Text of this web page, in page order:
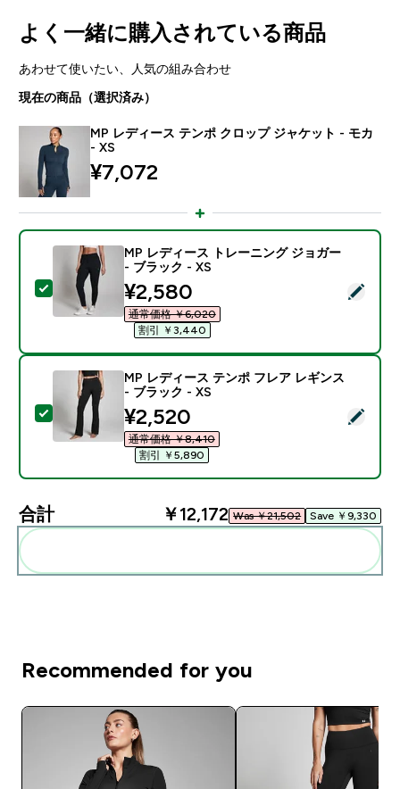
よく一緒に購入されている商品
あわせて使いたい、人気の組み合わせ
現在の商品（選択済み）
MP レディース テンポ クロップ ジャケット - モカ
- XS
¥7,072‎
この商品を選択 - MP レディース トレーニング ジョ
MP レディース トレーニング ジョガー
- ブラック - XS
discounted price
¥2,580‎
通常価格 ￥6,020‎
割引 ￥3,440‎
この商品を選択 - MP レディース テンポ フレア レギ
MP レディース テンポ フレア レギンス
- ブラック - XS
discounted price
¥2,520‎
通常価格 ￥8,410‎
割引 ￥5,890‎
合計 ￥12,172‎ Was ￥21,502‎ Save ￥9,330‎
Recommended for you